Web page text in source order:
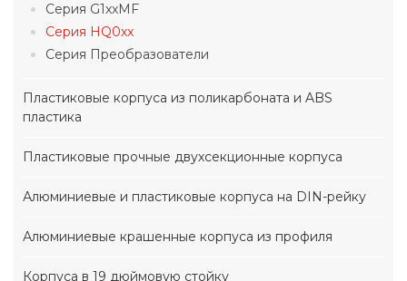
Серия G1xxMF
Серия HQ0xx
Серия Преобразователи
Пластиковые корпуса из поликарбоната и ABS
пластика
Пластиковые прочные двухсекционные корпуса
Алюминиевые и пластиковые корпуса на DIN-рейку
Алюминиевые крашенные корпуса из профиля
Корпуса в 19 дюймовую стойку